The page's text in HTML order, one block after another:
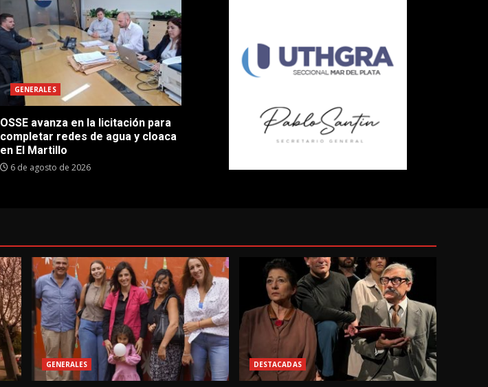
GENERALES
OSSE avanza en la licitación para
completar redes de agua y cloaca
en El Martillo
6 de agosto de 2026
GENERALES DESTACADAS